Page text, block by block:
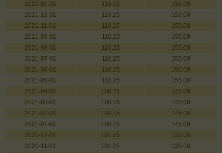
2022-01-01
119.25
159.00
2021-12-01
119.25
159.00
2021-11-01
119.25
159.00
2021-09-01
116.25
155.00
2021-08-01
116.25
155.00
2021-07-01
116.25
155.00
2021-06-01
116.25
155.00
2021-05-01
116.25
155.00
2021-04-01
108.75
145.00
2021-03-01
108.75
145.00
2021-02-01
108.75
145.00
2021-01-01
108.75
145.00
2020-12-01
101.25
135.00
2020-11-01
101.25
135.00